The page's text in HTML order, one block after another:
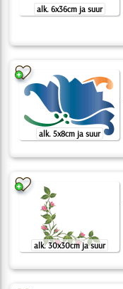
alk. 6x36cm ja suur
alk. 5x8cm ja suur
alk. 30x30cm ja suur